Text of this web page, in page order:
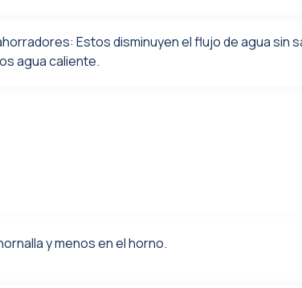
Estos disminuyen el flujo de agua sin
agua caliente.
y menos en el horno.